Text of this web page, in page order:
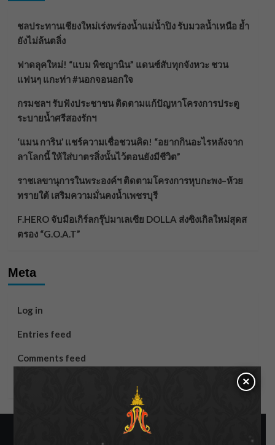
ชลประทานเชียงใหม่เร่งพร่องน้ำแม่น้ำปิง รับมวลน้ำเหนือ ย้ำ
ยังไม่ล้นตลิ่ง
ฟาดลุคใหม่! “แบม พิชญานิน” แดนซ์สับทุกจังหวะ ชวน
แฟนๆ แกะท่า #นอกจอนอกใจ
กรมชลฯ รับฟังประชาชน ติดตามแก้ปัญหาโครงการประตู
ระบายน้ำศรีสองรักฯ
‘แมน การิน’ แชร์ความเชื่อชวนคิด! “อยากกินอะไรหลังจาก
ลาโลกนี้ ให้ใส่บาตรสิ่งนั้นไว้ตอนยังมีชีวิต”
ราชเลขานุการในพระองค์ฯ ติดตามโครงการหุบกะพง–ห้วย
ทรายใต้ เสริมความมั่นคงน้ำเพชรบุรี
F.HERO จับมือเกิร์ลกรุ๊ปมาเลเซีย DOLLA ส่งซิงเกิลใหม่สุดส
ตรอง “G.O.A.T”
Meta
Log in
Entries feed
Comments feed
×